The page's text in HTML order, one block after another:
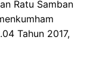
Ratu Samban
Tahun 2017,